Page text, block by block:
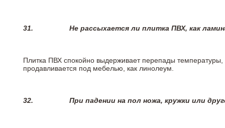
31. Не рассыхается ли плитка ПВХ, как
Плитка ПВХ спокойно выдерживает перепады температуры,
продавливается под мебелью, как линолеум.
32. При падении на пол ножа, кружки или